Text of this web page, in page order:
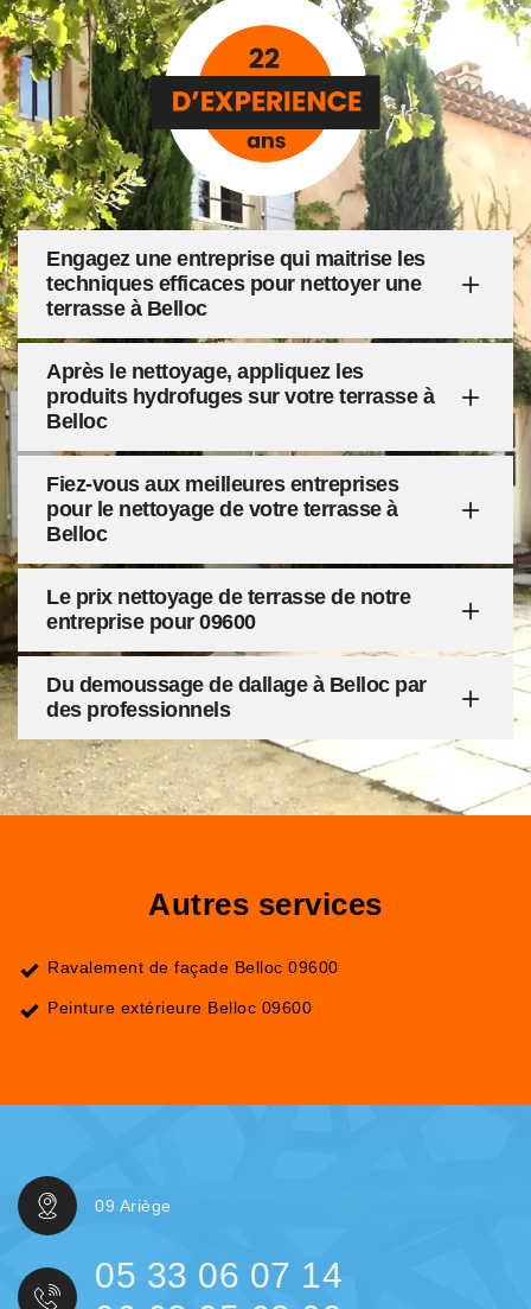
Engagez une entreprise qui maitrise les
techniques efficaces pour nettoyer une
terrasse à Belloc
Après le nettoyage, appliquez les
produits hydrofuges sur votre terrasse à
Belloc
Fiez-vous aux meilleures entreprises
pour le nettoyage de votre terrasse à
Belloc
Le prix nettoyage de terrasse de notre
entreprise pour 09600
Du demoussage de dallage à Belloc par
des professionnels
Autres services
Ravalement de façade Belloc 09600
Peinture extérieure Belloc 09600
09 Ariège
05 33 06 07 14